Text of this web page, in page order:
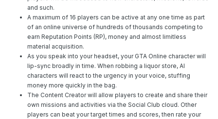
and such.
A maximum of 16 players can be active at any one time as part
of an online universe of hundreds of thousands competing to
earn Reputation Points (RP), money and almost limitless
material acquisition.
As you speak into your headset, your GTA Online character will
lip-sync broadly in time. When robbing a liquor store, AI
characters will react to the urgency in your voice, stuffing
money more quickly in the bag.
The Content Creator will allow players to create and share their
own missions and activities via the Social Club cloud. Other
players can beat your target times and scores, then rate your